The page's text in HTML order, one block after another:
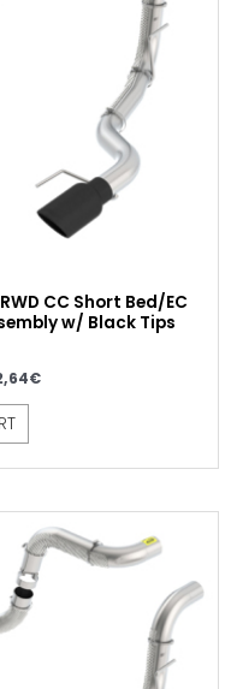
CC Short Bed/EC
w/ Black Tips
€